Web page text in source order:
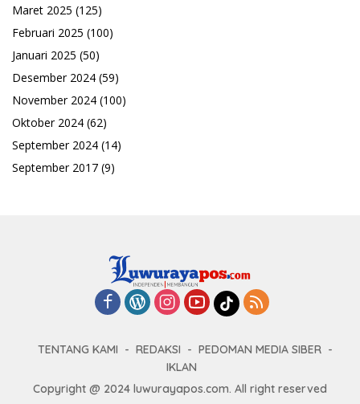
Maret 2025 (125)
Februari 2025 (100)
Januari 2025 (50)
Desember 2024 (59)
November 2024 (100)
Oktober 2024 (62)
September 2024 (14)
September 2017 (9)
TENTANG KAMI REDAKSI
PEDOMAN MEDIA SIBER
IKLAN
Copyright @ 2024 luwurayapos.com. All right reserved